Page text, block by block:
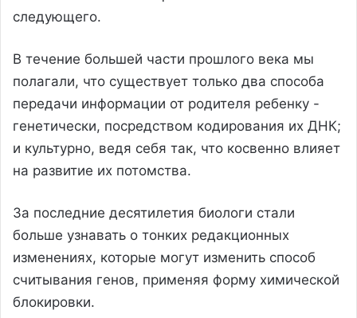
следующего.
В течение большей части прошлого века мы
полагали, что существует только два способа
передачи информации от родителя ребенку -
генетически, посредством кодирования их ДНК;
и культурно, ведя себя так, что косвенно влияет
на развитие их потомства.
За последние десятилетия биологи стали
больше узнавать о тонких редакционных
изменениях, которые могут изменить способ
считывания генов, применяя форму химической
блокировки.